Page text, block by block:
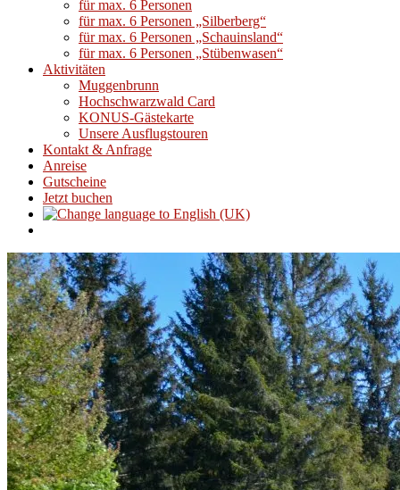
für max. 6 Personen
für max. 6 Personen „Silberberg“
für max. 6 Personen „Schauinsland“
für max. 6 Personen „Stübenwasen“
Aktivitäten
Muggenbrunn
Hochschwarzwald Card
KONUS-Gästekarte
Unsere Ausflugstouren
Kontakt & Anfrage
Anreise
Gutscheine
Jetzt buchen